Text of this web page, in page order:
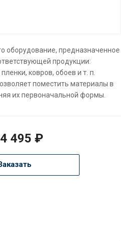
оборудование, предназначенное
продукции:
ковров, обоев и т. п.
поместить материалы в
их первоначальной формы.
495 ₽